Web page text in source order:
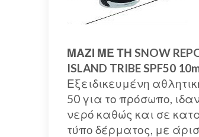
ΜΑΖΙ ΜΕ ΤΗ SNOW
ISLAND TRIBE SPF50
Εξειδικευμένη
50 για το πρόσωπο,
νερό καθώς και σε
τύπο δέρματος, με